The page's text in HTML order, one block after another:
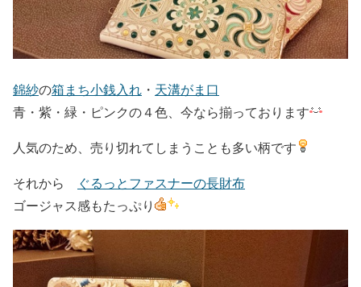
錦紗の箱まち小銭入れ ・ 天溝がま口
青・紫・緑・ピンクの４色、今なら揃っております
人気のため、売り切れてしまうことも多い柄です
それから
ぐるっとファスナーの長財布
ゴージャス感もたっぷり